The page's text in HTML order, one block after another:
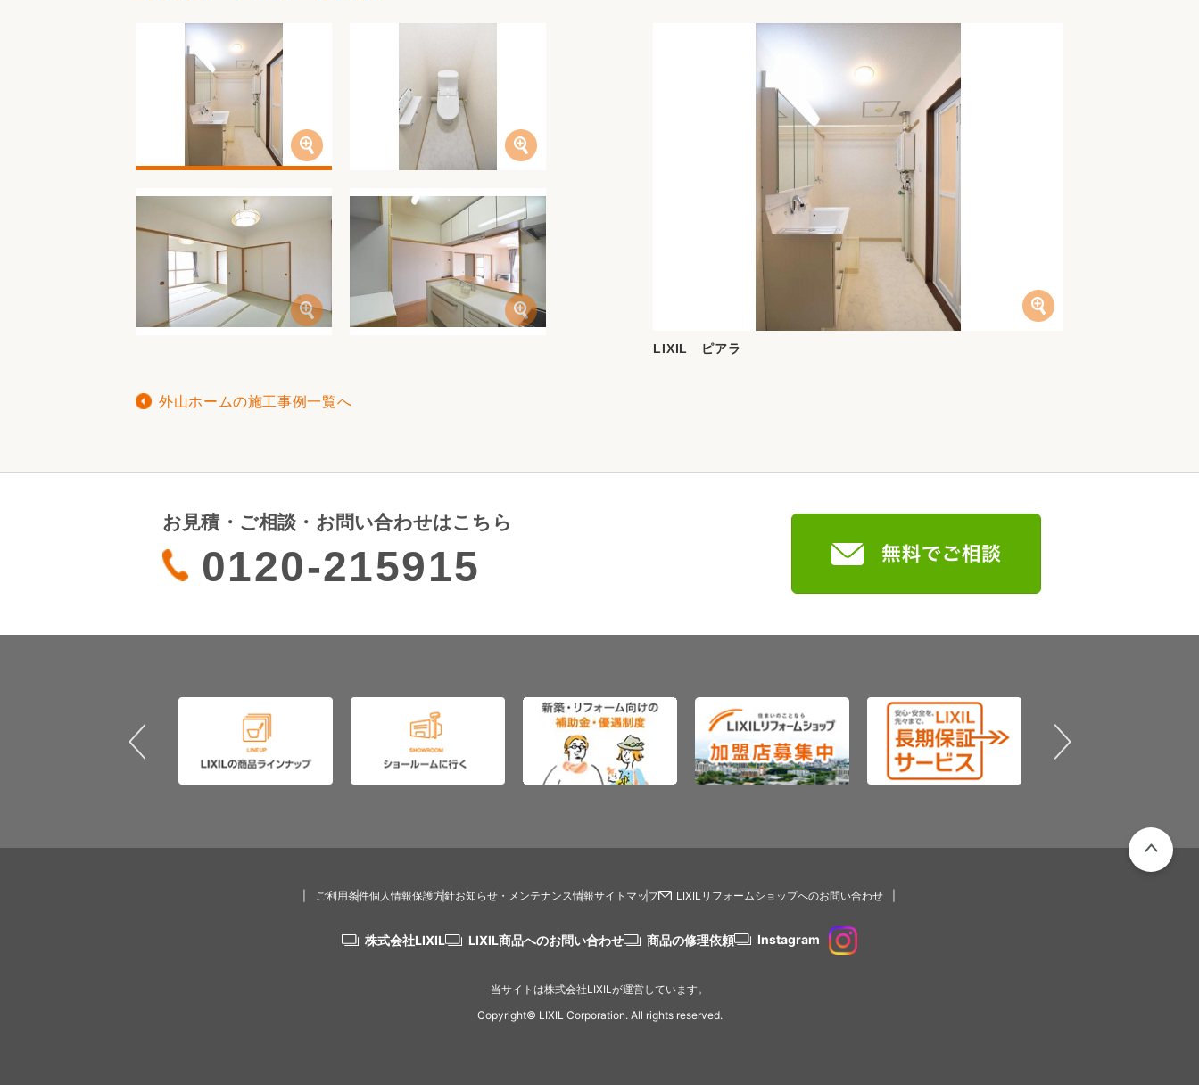
LIXIL ピアラ
外山ホームの施工事例一覧へ
お見積・ご相談・お問い合わせはこちら
0120-215915
ご利用条件個人情報保護方針お知らせ・メンテナンス情報サイトマップ LIXILリフォームショップへのお問い合わせ
株式会社LIXIL LIXIL商品へのお問い合わせ 商品の修理依頼 Instagram
当サイトは株式会社LIXILが運営しています。
Copyright© LIXIL Corporation. All rights reserved.